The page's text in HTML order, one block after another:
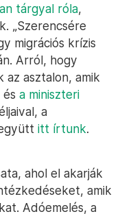
tárgyal róla,
„Szerencsére
migrációs krízis
Arról, hogy
az asztalon, amik
a miniszteri
a
itt írtunk.
ahol el akarják
amik
Adóemelés, a